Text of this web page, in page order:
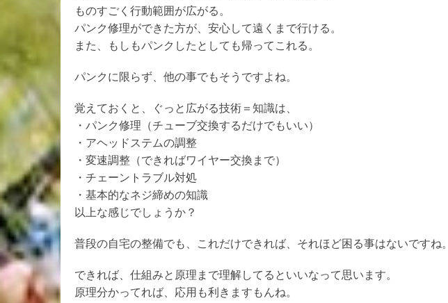
ものすごく行動範囲が広がる。
パンク修理ができた方が、安心して遠くまで行ける。
また、もしもパンクしたとしても帰ってこれる。
パンクに限らず、他の事でもそうですよね。
覚えておくと、ぐっと広がる技術＝知識は、
・パンク修理（チューブ交換するだけでもいい）
・アヘッドステムの調整
・変速調整（できればワイヤー交換まで）
・チェーントラブル対処
・基本的なネジ締めの知識
以上な感じでしょうか？
普段の自宅の整備でも、これだけできれば、それほど困る事はないですね。
できれば、仕組みと原理まで理解してるといいなって思います。
原理分かってれば、応用も利きますもんね。